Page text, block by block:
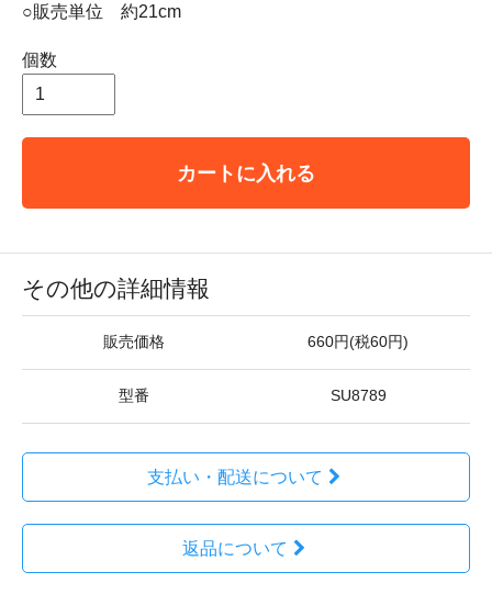
○販売単位 約21cm
個数
カートに入れる
その他の詳細情報
販売価格 660円(税60円)
型番 SU8789
支払い・配送について
返品について